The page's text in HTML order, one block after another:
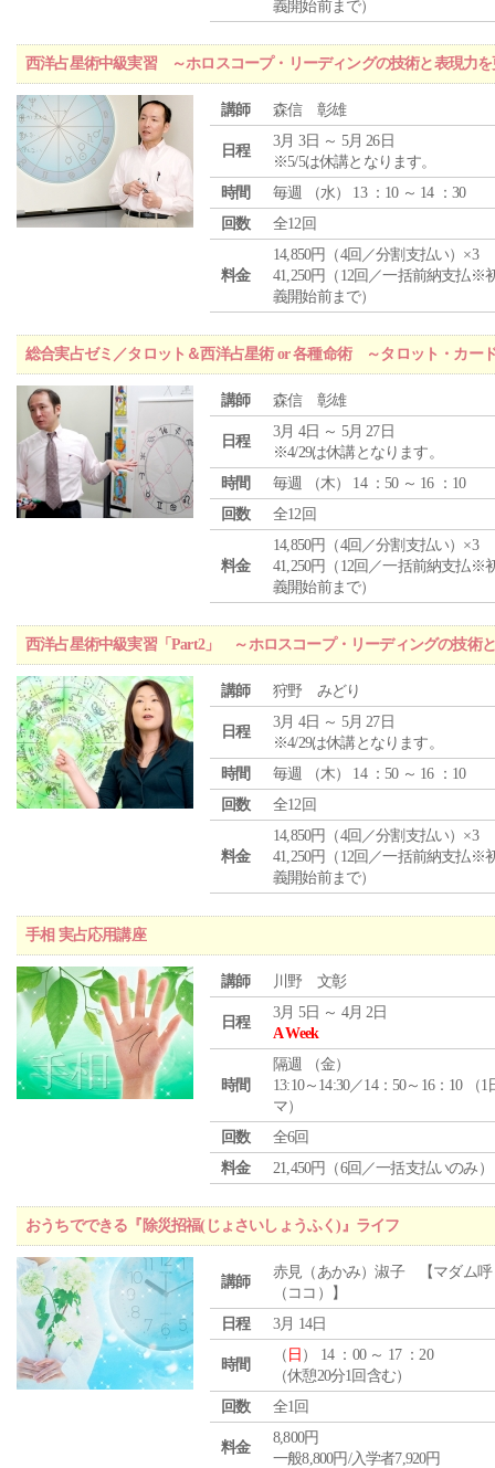
義開始前まで）
西洋占星術中級実習 ～ホロスコープ・リーディングの技術と表現力
講師 森信 彰雄
日程
3月 3日 ～ 5月 26日
※5/5は休講となります。
時間
毎週 （水） 13 ：10 ～ 14 ：30
回数
全12回
料金
14,850円（4回／分割支払い）×3
41,250円（12回／一括前納支払※
義開始前まで）
総合実占ゼミ／タロット＆西洋占星術 or 各種命術 ～タロット・カー
講師 森信 彰雄
日程
3月 4日 ～ 5月 27日
※4/29は休講となります。
時間
毎週 （木） 14 ：50 ～ 16 ：10
回数
全12回
料金
14,850円（4回／分割支払い）×3
41,250円（12回／一括前納支払※
義開始前まで）
西洋占星術中級実習「Part2」 ～ホロスコープ・リーディングの技術
講師 狩野 みどり
日程
3月 4日 ～ 5月 27日
※4/29は休講となります。
時間
毎週 （木） 14 ：50 ～ 16 ：10
回数
全12回
料金
14,850円（4回／分割支払い）×3
41,250円（12回／一括前納支払※
義開始前まで）
手相 実占応用講座
講師 川野 文彰
日程
3月 5日 ～ 4月 2日
A Week
時間
隔週 （金）
13:10～14:30／14：50～16：10 （1
マ）
回数
全6回
料金
21,450円（6回／一括支払いのみ）
おうちでできる『除災招福(じょさいしょうふく)』ライフ
講師
赤見（あかみ）淑子 【マダム呼
（ココ）】
日程
3月 14日
時間
（ 日 ） 14 ：00 ～ 17 ：20
（休憩20分1回含む）
回数
全1回
料金
8,800円
一般8,800円/入学者7,920円